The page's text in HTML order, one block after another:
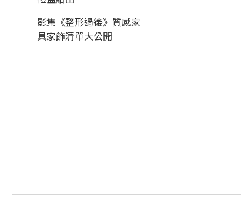
影集《整形過後》質感家
具家飾清單大公開